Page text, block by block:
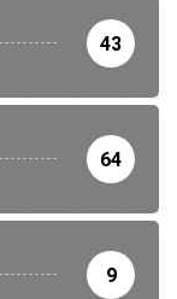
43
64
9